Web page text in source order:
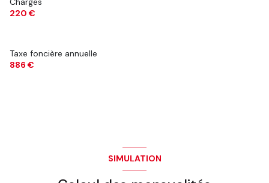
220 €
Taxe foncière annuelle
886 €
SIMULATION